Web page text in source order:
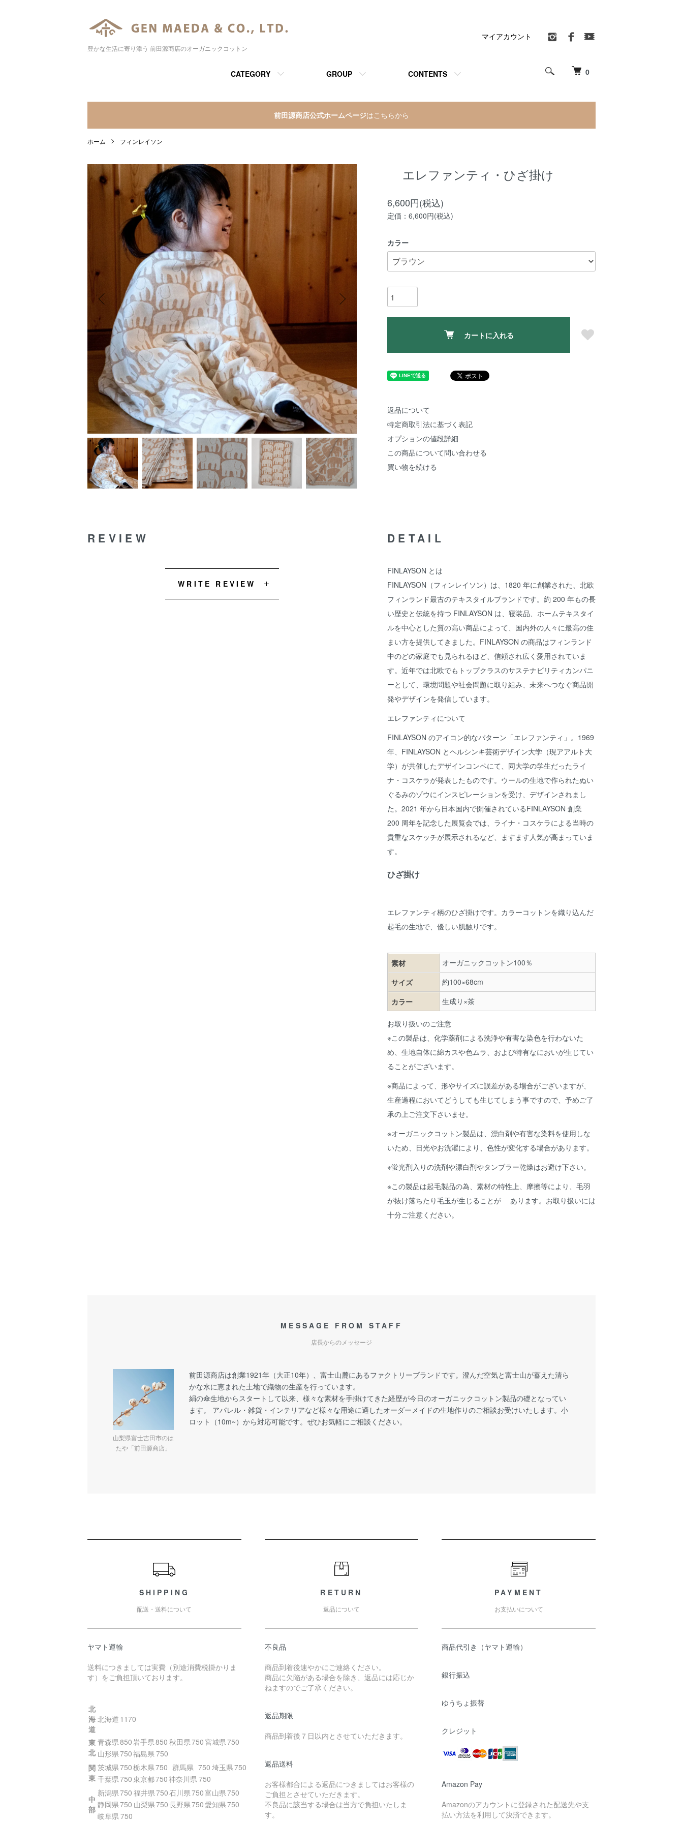
豊かな生活に寄り添う 前田源商店のオーガニックコットン
0
CATEGORY GROUP CONTENTS
マイアカウント
前田源商店公式ホームページはこちらから
ホーム フィンレイソン
エレファンティ・ひざ掛け
6,600円(税込)
定価：6,600円(税込)
カラー
カートに入れる
返品について
特定商取引法に基づく表記
オプションの値段詳細
この商品について問い合わせる
買い物を続ける
DETAIL
FINLAYSON とは
FINLAYSON（フィンレイソン）は、1820 年に創業された、北欧
フィンランド最古のテキスタイルブランドです。約 200 年もの長
い歴史と伝統を持つ FINLAYSON は、寝装品、ホームテキスタイ
ルを中心とした質の高い商品によって、国内外の人々に最高の住
まい方を提供してきました。FINLAYSON の商品はフィンランド
中のどの家庭でも見られるほど、信頼され広く愛用されていま
す。近年では北欧でもトップクラスのサステナビリティカンパニ
ーとして、環境問題や社会問題に取り組み、未来へつなぐ商品開
発やデザインを発信しています。
エレファンティについて
FINLAYSON のアイコン的なパターン「エレファンティ」。1969
年、FINLAYSON とヘルシンキ芸術デザイン大学（現アアルト大
学）が共催したデザインコンペにて、同大学の学生だったライ
ナ・コスケラが発表したものです。ウールの生地で作られたぬい
ぐるみのゾウにインスピレーションを受け、デザインされまし
た。2021 年から日本国内で開催されているFINLAYSON 創業
200 周年を記念した展覧会では、ライナ・コスケラによる当時の
貴重なスケッチが展示されるなど、ますます人気が高まっていま
す。
ひざ掛け
エレファンティ柄のひざ掛けです。カラーコットンを織り込んだ
起毛の生地で、優しい肌触りです。
素材
オーガニックコットン100％
サイズ
約100×68cm
カラー
生成り×茶
お取り扱いのご注意
※この製品は、化学薬剤による洗浄や有害な染色を行わないた
め、生地自体に綿カスや色ムラ、および特有なにおいが生じてい
ることがございます。
※商品によって、形やサイズに誤差がある場合がございますが、
生産過程においてどうしても生じてしまう事ですので、予めご了
承の上ご注文下さいませ。
※オーガニックコットン製品は、漂白剤や有害な染料を使用しな
いため、日光やお洗濯により、色性が変化する場合があります。
※蛍光剤入りの洗剤や漂白剤やタンブラー乾燥はお避け下さい。
※この製品は起毛製品の為、素材の特性上、摩擦等により、毛羽
が抜け落ちたり毛玉が生じることが あります。お取り扱いには
十分ご注意ください。
REVIEW
WRITE REVIEW
MESSAGE FROM STAFF
店長からのメッセージ
山梨県富士吉田市のは
たや「前田源商店」
前田源商店は創業1921年（大正10年）、富士山麓にあるファクトリーブランドです。澄んだ空気と富士山が蓄えた清ら
かな水に恵まれた土地で織物の生産を行っています。
絹の傘生地からスタートして以来、様々な素材を手掛けてきた経歴が今日のオーガニックコットン製品の礎となってい
ます。 アパレル・雑貨・インテリアなど様々な用途に適したオーダーメイドの生地作りのご相談お受けいたします。小
ロット（10m~）から対応可能です。ぜひお気軽にご相談ください。
SHIPPING
配送・送料について
ヤマト運輸
送料につきましては実費（別途消費税掛かりま
す）をご負担頂いております。
北
海
道
北海道 1170
東
北
青森県850岩手県850 秋田県750宮城県750
山形県750福島県750
関
東
茨城県750栃木県750 群馬県 750 埼玉県750
千葉県750東京都750神奈川県750
中
部
新潟県750 福井県750石川県750富山県750
静岡県750 山梨県750長野県750愛知県750
岐阜県750
RETURN
返品について
不良品
商品到着後速やかにご連絡ください。
商品に欠陥がある場合を除き、返品には応じか
ねますのでご了承ください。
返品期限
商品到着後７日以内とさせていただきます。
返品送料
お客様都合による返品につきましてはお客様の
ご負担とさせていただきます。
不良品に該当する場合は当方で負担いたしま
す。
PAYMENT
お支払いについて
商品代引き（ヤマト運輸）
銀行振込
ゆうちょ振替
クレジット
Amazon Pay
Amazonのアカウントに登録された配送先や支
払い方法を利用して決済できます。